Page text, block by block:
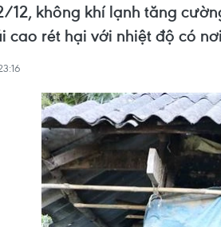
12, không khí lạnh tăng
cao rét hại với nhiệt độ có